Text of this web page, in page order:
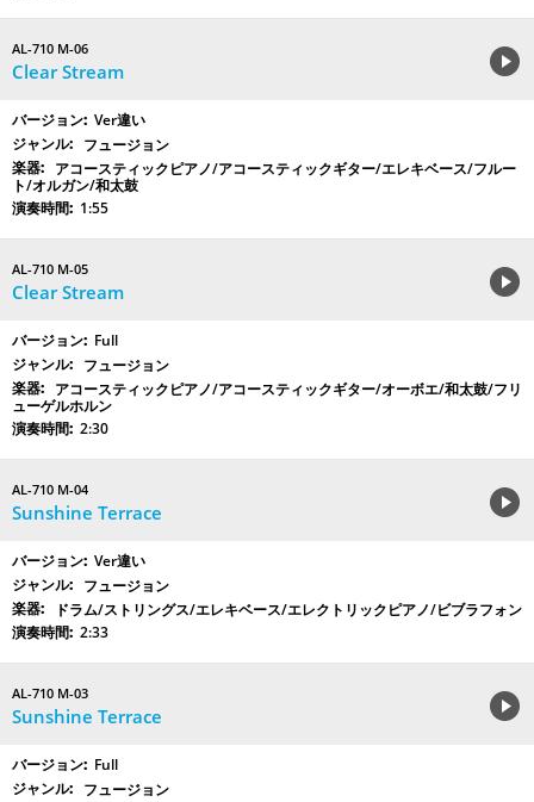
AL-710 M-06
Clear Stream
Ver違い
フュージョン
アコースティックピアノ/アコースティックギター/エレキベース/フルー
ト/オルガン/和太鼓
1:55
AL-710 M-05
Clear Stream
Full
フュージョン
アコースティックピアノ/アコースティックギター/オーボエ/和太鼓/フリ
ューゲルホルン
2:30
AL-710 M-04
Sunshine Terrace
Ver違い
フュージョン
ドラム/ストリングス/エレキベース/エレクトリックピアノ/ビブラフォン
2:33
AL-710 M-03
Sunshine Terrace
Full
フュージョン